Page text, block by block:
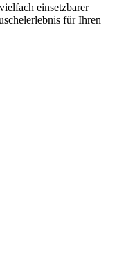
einsetzbarer
für Ihren